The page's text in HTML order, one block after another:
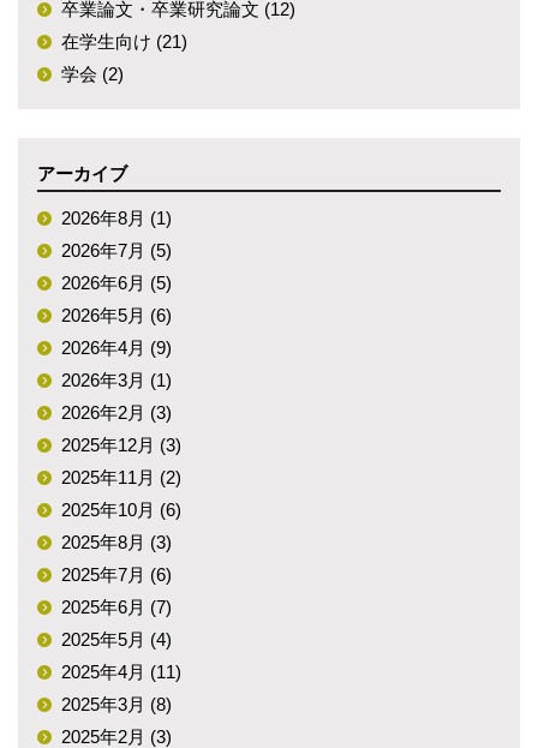
卒業論文・卒業研究論文 (12)
在学生向け (21)
学会 (2)
アーカイブ
2026年8月 (1)
2026年7月 (5)
2026年6月 (5)
2026年5月 (6)
2026年4月 (9)
2026年3月 (1)
2026年2月 (3)
2025年12月 (3)
2025年11月 (2)
2025年10月 (6)
2025年8月 (3)
2025年7月 (6)
2025年6月 (7)
2025年5月 (4)
2025年4月 (11)
2025年3月 (8)
2025年2月 (3)